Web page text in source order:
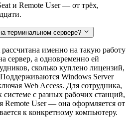
и Remote User — от трёх,
терминальном сервере?
именно на такую работу
сервер, а одновременно ей
сколько куплено лицензий,
Windows Server
Web Access. Для сотрудника,
с разных рабочих станций,
Remote User — она оформляется от
к конкретному компьютеру.